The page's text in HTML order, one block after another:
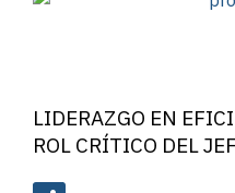
LIDERAZGO EN
ROL CRÍTICO DEL